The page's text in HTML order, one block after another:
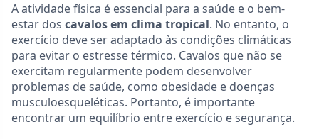
A atividade física é essencial para a saúde e o bem-
estar dos cavalos em clima tropical. No entanto, o
exercício deve ser adaptado às condições climáticas
para evitar o estresse térmico. Cavalos que não se
exercitam regularmente podem desenvolver
problemas de saúde, como obesidade e doenças
musculoesqueléticas. Portanto, é importante
encontrar um equilíbrio entre exercício e segurança.